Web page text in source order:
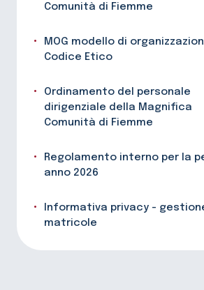
Comunità di Fiemme
MOG modello di
Codice Etico
Ordinamento del personale
dirigenziale della Magnifica
Comunità di Fiemme
Regolamento interno per la
anno 2026
Informativa privacy -
matricole